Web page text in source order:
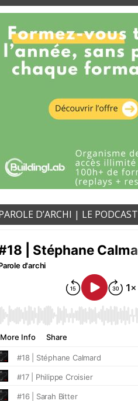
D’ARCHI | LE PODCAST